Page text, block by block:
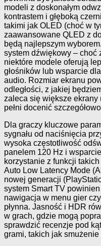
modeli z doskonałym
kontrastem i głęboką
takimi jak OLED (choć w
zaawansowane QLED z
będą najlepszym
system dźwiękowy – choć
niektóre modele oferują
głośników lub wsparcie
audio. Rozmiar ekranu
odległości, z jakiej
zaleca się większe
pełni docenić
Dla graczy kluczowe
sygnału od naciśnięcia
wysoka częstotliwość
panelem 120 Hz i
korzystanie z funkcji
Auto Low Latency Mode
nowej generacji
system Smart TV
nawigacja w menu gier
płynna. Jasność i HDR
w grach, gdzie mogą
sprawdzić recenzje pod
grami, takich jak